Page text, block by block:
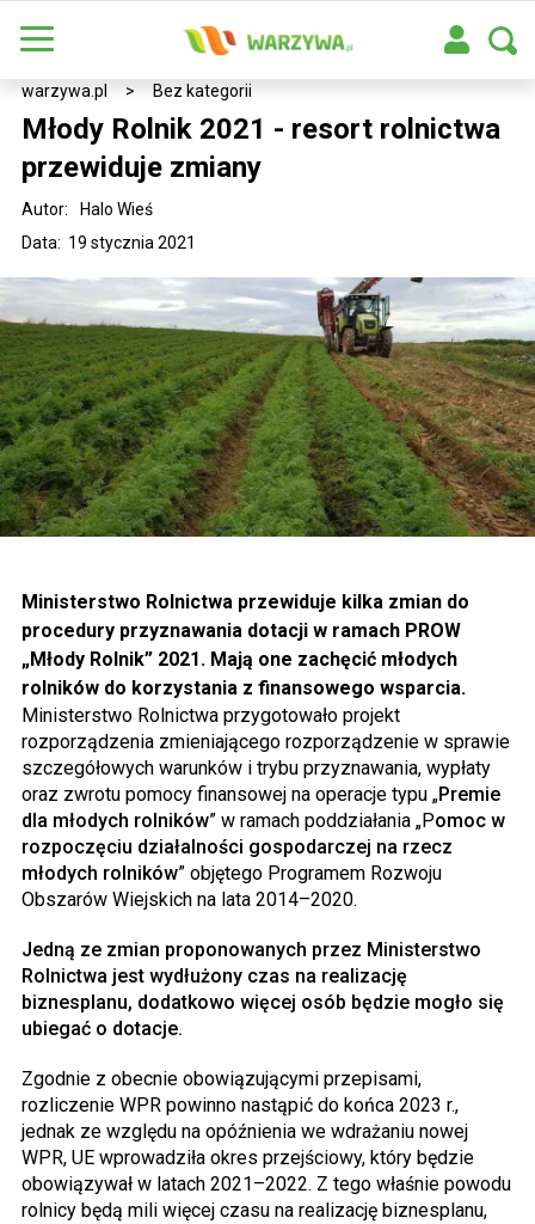
warzywa.pl > Bez kategorii
Młody Rolnik 2021 - resort rolnictwa
przewiduje zmiany
Data: 19 stycznia 2021
Autor: Halo Wieś
Ministerstwo Rolnictwa przewiduje kilka zmian do
procedury przyznawania dotacji w ramach PROW
„Młody Rolnik” 2021. Mają one zachęcić młodych
rolników do korzystania z finansowego wsparcia.
Ministerstwo Rolnictwa przygotowało projekt
rozporządzenia zmieniającego rozporządzenie w sprawie
szczegółowych warunków i trybu przyznawania, wypłaty
oraz zwrotu pomocy finansowej na operacje typu „Premie
dla młodych rolników” w ramach poddziałania „Pomoc w
rozpoczęciu działalności gospodarczej na rzecz
młodych rolników” objętego Programem Rozwoju
Obszarów Wiejskich na lata 2014–2020.
Jedną ze zmian proponowanych przez Ministerstwo
Rolnictwa jest wydłużony czas na realizację
biznesplanu, dodatkowo więcej osób będzie mogło się
ubiegać o dotacje.
Zgodnie z obecnie obowiązującymi przepisami,
rozliczenie WPR powinno nastąpić do końca 2023 r.,
jednak ze względu na opóźnienia we wdrażaniu nowej
WPR, UE wprowadziła okres przejściowy, który będzie
obowiązywał w latach 2021–2022. Z tego właśnie powodu
rolnicy będą mili więcej czasu na realizację biznesplanu,